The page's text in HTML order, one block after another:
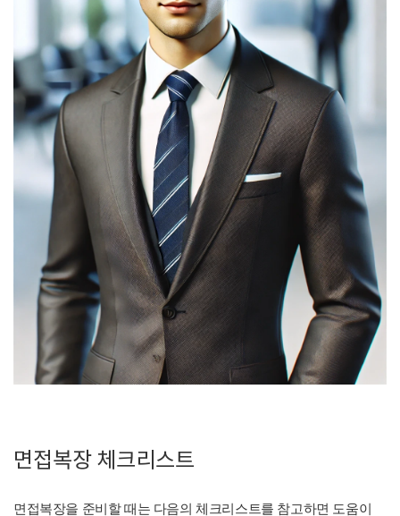
면접복장 체크리스트
면접복장을 준비할 때는 다음의 체크리스트를 참고하면 도움이